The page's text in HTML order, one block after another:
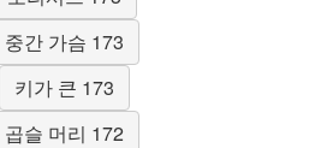
중간 가슴 173
키가 큰 173
곱슬 머리 172